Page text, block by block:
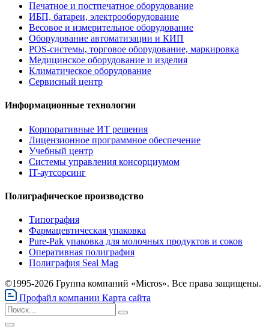
Печатное и постпечатное оборудование
ИБП, батареи, электрооборудование
Весовое и измерительное оборудование
Оборудование автоматизации и КИП
POS-системы, торговое оборудование, маркировка
Медицинское оборудование и изделия
Климатическое оборудование
Сервисный центр
Информационные технологии
Корпоративные ИТ решения
Лицензионное программное обеспечение
Учебный центр
Системы управления консорциумом
IT-аутсорсинг
Полиграфическое производство
Типография
Фармацевтическая упаковка
Pure-Pak упаковка для молочных продуктов и соков
Оперативная полиграфия
Полиграфия Seal Mag
©1995-2026 Группа компаний «Micros». Все права защищены.
Профайл компании Карта сайта